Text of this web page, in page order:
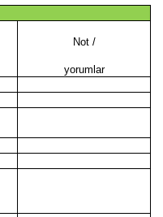
Not /
yorumlar